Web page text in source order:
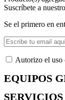
Suscríbete a
Se el primero en
Autorizo ​​el uso
EQUIPOS
SERVICIOS